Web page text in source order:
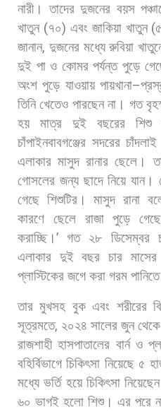
নারী। তাদের দুজনের বয়স
খাতুন(৭০) এবং জাকিয়া খাতুন(
জানান, দুজনের মধ্যে রুবিয়া
দুই পা ও কোমর পর্যন্ত পুড়ে
অংশ পুড়ে যাওয়ায় পায়খানা–
তিনি খেতেও পারছেন না। গত
হয়
মাত্র দুই বছরের শিশু
চাঁপাইনবাবগঞ্জের সদরের চাঁদলাই
এলাকার মাসুদ রানার ছেলে।
গোসলের জন্য ছাদে নিয়ে যান।
গেছে শিশুটির। মাসুদ রানা
কারণে
ছেলে রাজা পুড়ে
করাচ্ছি।’ গত ২৮ ডিসেম্বর
এলাকার দুই বছর চার মাসের
প্লাস্টিকের জগে করা গরম পানিতে
তার মুখসহ বুক এবং শরীরের
সূত্রমতে, ২০২৪ সালের জুন থেকে
রাজশাহী হাসপাতালের বার্ন ও
বহির্বিভাগে চিকিৎসা নিয়েছে ৫
মধ্যে ভর্তি হয়ে চিকিৎসা নিয়েছেন
৬০ ভাগই হলো শিশু। এর পরে